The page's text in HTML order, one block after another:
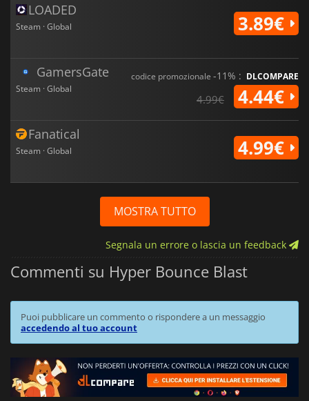
LOADED
Steam · Global 3.89€
GamersGate
Steam · Global
codice promozionale -11% : DLCOMPARE
4.99€ 4.44€
Fanatical
Steam · Global 4.99€
MOSTRA TUTTO
Segnala un errore o lascia un feedback
Commenti su Hyper Bounce Blast
Puoi pubblicare un commento o rispondere a un messaggio
accedendo al tuo account